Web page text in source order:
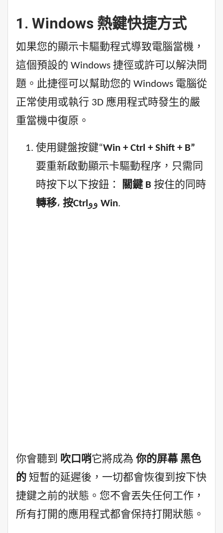
1. Windows 熱鍵快捷方式
如果您的顯示卡驅動程式導致電腦當機，
這個預設的 Windows 捷徑或許可以解決問
題。此捷徑可以幫助您的 Windows 電腦從
正常使用或執行 3D 應用程式時發生的嚴
重當機中復原。
使用鍵盤按鍵“Win + Ctrl + Shift + B”
要重新啟動顯示卡驅動程序，只需同
時按下以下按鈕：
關鍵 B 按住的同時
轉移، 按Ctrl Win.
你會聽到 吹口哨它將成為 你的屏幕 黑色
的 短暫的延遲後，一切都會恢復到按下快
捷鍵之前的狀態。您不會丟失任何工作，
所有打開的應用程式都會保持打開狀態。